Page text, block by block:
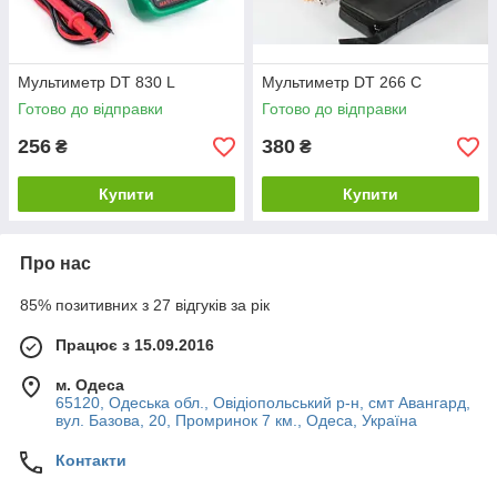
Мультиметр DT 830 L
Готово до відправки
256 ₴
Купити
Мультиметр DT 266 C
Готово до відправки
380 ₴
Купити
Про нас
85% позитивних з 27 відгуків за рік
Працює з 15.09.2016
м. Одеса
65120, Одеська обл., Овідіопольський р-н, смт Авангард,
вул. Базова, 20, Промринок 7 км., Одеса, Україна
Контакти